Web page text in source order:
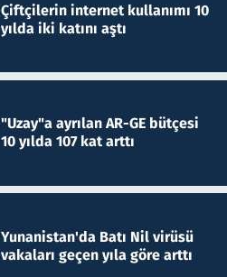
Çiftçilerin internet kullanımı 10
yılda iki katını aştı
"Uzay"a ayrılan AR-GE bütçesi
10 yılda 107 kat arttı
Yunanistan'da Batı Nil virüsü
vakaları geçen yıla göre arttı